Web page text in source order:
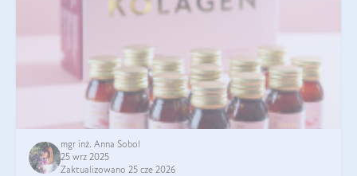
mgr inż. Anna Sobol
25 wrz 2025
Zaktualizowano 25 cze 2026